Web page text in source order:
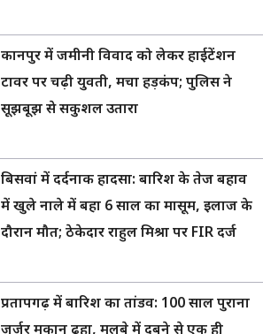
कानपुर में जमीनी विवाद को लेकर हाईटेंशन
टावर पर चढ़ी युवती, मचा हड़कंप; पुलिस ने
सूझबूझ से सकुशल उतारा
बिसवां में दर्दनाक हादसा: बारिश के तेज बहाव
में खुले नाले में बहा 6 साल का मासूम, इलाज के
दौरान मौत; ठेकेदार राहुल मिश्रा पर FIR दर्ज
प्रतापगढ़ में बारिश का तांडव: 100 साल पुराना